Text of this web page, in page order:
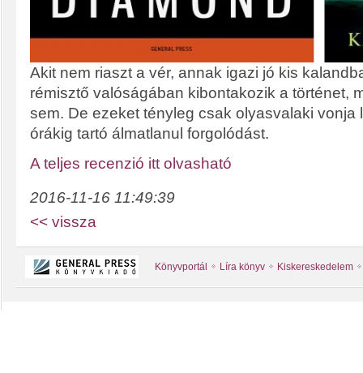
Akit nem riaszt a vér, annak igazi jó kis
rémisztő valóságában kibontakozik a történet,
sem. De ezeket tényleg csak olyasvalaki vonja
órákig tartó álmatlanul forgolódást.
A teljes recenzió itt olvasható
2016-11-16 11:49:39
<< vissza
Könyvportál Líra könyv Kiskereskedelem